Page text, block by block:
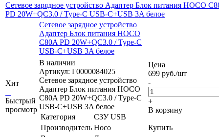
Сетевое зарядное устройство Адаптер Блок питания HOCO
PD 20W+QC3.0 / Type-C USB-C+USB 3A белое
Хит
Быстрый
просмотр
Сетевое зарядное устройство
Адаптер Блок питания HOCO
C80A PD 20W+QC3.0 / Type-C
USB-C+USB 3A белое
В наличии
Артикул: Г0000084025
Сетевое зарядное устройство
Адаптер Блок питания HOCO
C80A PD 20W+QC3.0 / Type-C
USB-C+USB 3A белое
Категория
СЗУ USB
Производитель Hoco
Цена
699 руб./шт
-
+
В корзину
Купить